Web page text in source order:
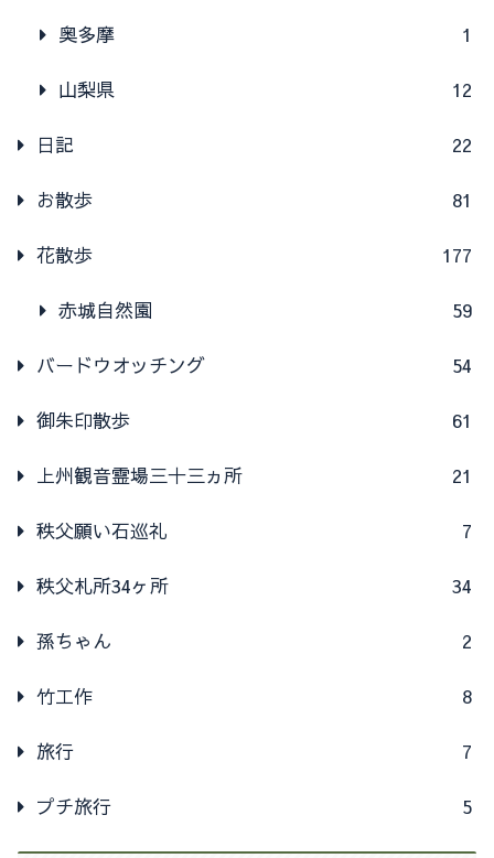
奥多摩 1
山梨県 12
日記 22
お散歩 81
花散歩 177
赤城自然園 59
バードウオッチング 54
御朱印散歩 61
上州観音霊場三十三ヵ所 21
秩父願い石巡礼 7
秩父札所34ヶ所 34
孫ちゃん 2
竹工作 8
旅行 7
プチ旅行 5